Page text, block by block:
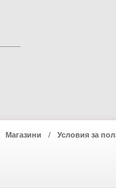
Магазини Условия за